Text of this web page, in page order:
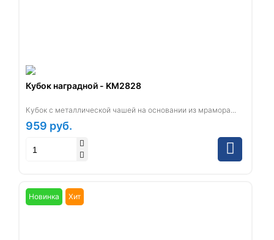
Кубок наградной - KM2828
Кубок с металлической чашей на основании из мрамора...
959 руб.
Новинка Хит